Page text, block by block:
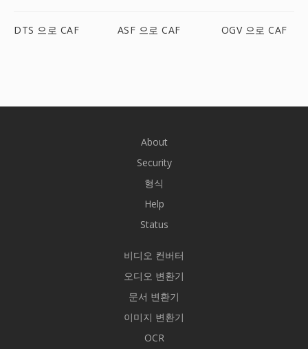
DTS 으로 CAF ASF 으로 CAF OGV 으로 CAF
About
Security
형식
Help
Status
비디오 컨버터
오디오 변환기
문서 변환기
이미지 변환기
OCR